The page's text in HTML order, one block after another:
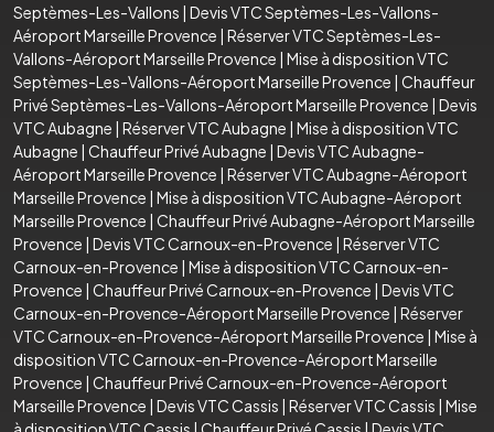
Septèmes-Les-Vallons | Devis VTC Septèmes-Les-Vallons-
Aéroport Marseille Provence | Réserver VTC Septèmes-Les-
Vallons-Aéroport Marseille Provence | Mise à disposition VTC
Septèmes-Les-Vallons-Aéroport Marseille Provence | Chauffeur
Privé Septèmes-Les-Vallons-Aéroport Marseille Provence | Devis
VTC Aubagne | Réserver VTC Aubagne | Mise à disposition VTC
Aubagne | Chauffeur Privé Aubagne | Devis VTC Aubagne-
Aéroport Marseille Provence | Réserver VTC Aubagne-Aéroport
Marseille Provence | Mise à disposition VTC Aubagne-Aéroport
Marseille Provence | Chauffeur Privé Aubagne-Aéroport Marseille
Provence | Devis VTC Carnoux-en-Provence | Réserver VTC
Carnoux-en-Provence | Mise à disposition VTC Carnoux-en-
Provence | Chauffeur Privé Carnoux-en-Provence | Devis VTC
Carnoux-en-Provence-Aéroport Marseille Provence | Réserver
VTC Carnoux-en-Provence-Aéroport Marseille Provence | Mise à
disposition VTC Carnoux-en-Provence-Aéroport Marseille
Provence | Chauffeur Privé Carnoux-en-Provence-Aéroport
Marseille Provence | Devis VTC Cassis | Réserver VTC Cassis | Mise